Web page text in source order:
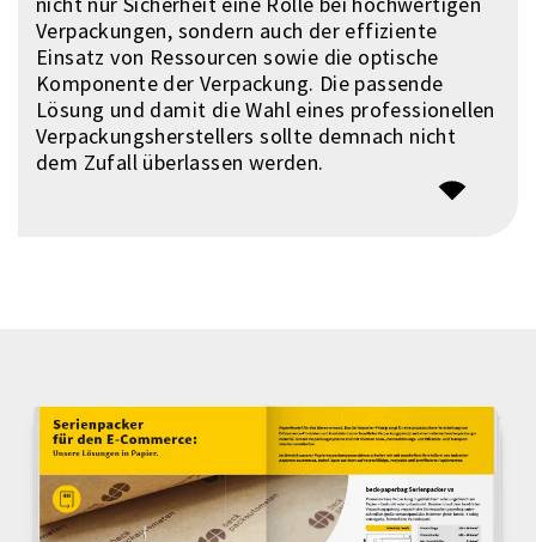
Verpackungen, sondern auch der effiziente
Einsatz von Ressourcen sowie die optische
Komponente der Verpackung. Die passende
Lösung und damit die Wahl eines professionellen
Verpackungsherstellers sollte demnach nicht
dem Zufall überlassen werden.